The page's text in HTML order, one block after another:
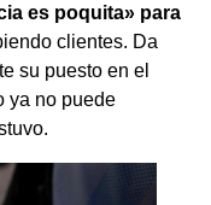
es poquita» para
clientes. Da
su puesto en el
ya no puede